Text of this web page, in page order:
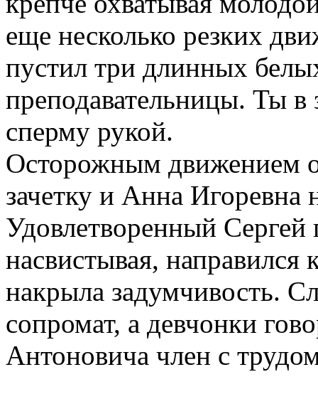
еще несколько резких
пустил три длинных
преподавательницы. Ты в
сперму рукой.
Осторожным движением
зачетку и Анна Игоревна
Удовлетворенный
насвистывая,
накрыла задумчивость.
сопромат, а девчонки
Антоновича член с